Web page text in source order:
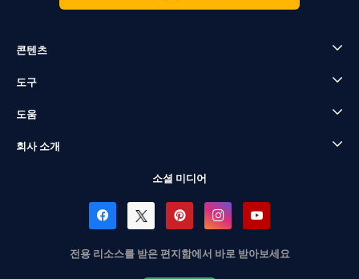
콘텐츠
도구
도움
회사 소개
소셜 미디어
전용 리소스를 받은 편지함에서 바로 받아보세요